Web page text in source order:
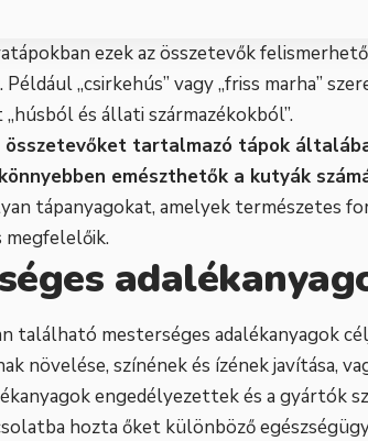
ezek az összetevők
„csirkehús” vagy „friss marha”
„húsból és állati származékokból”.
tartalmazó tápok
emészthetők a kutyák
tápanyagokat, amelyek természetes
található mesterséges adalékanyagok
növelése, színének és ízének javítása,
engedélyezettek és a gyártók
hozta őket különböző